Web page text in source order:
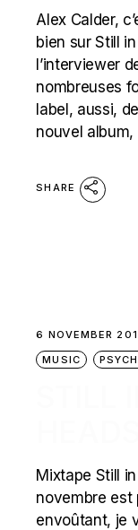
Alex Calder,
bien sur Still
l’interviewer
nombreuses
label, aussi,
nouvel
SHARE
6 NOVEMBER
MUSIC
Mixtape Still
novembre est
envoûtant, je